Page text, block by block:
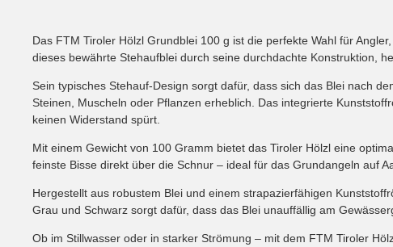
Das FTM Tiroler Hölzl Grundblei 100 g ist die perfekte Wahl für
dieses bewährte Stehaufblei durch seine durchdachte Konstruktion,
Sein typisches Stehauf-Design sorgt dafür, dass sich das Blei nach
Steinen, Muscheln oder Pflanzen erheblich. Das integrierte
keinen Widerstand spürt.
Mit einem Gewicht von 100 Gramm bietet das Tiroler Hölzl eine
feinste Bisse direkt über die Schnur – ideal für das Grundangeln auf
Hergestellt aus robustem Blei und einem strapazierfähigen
Grau und Schwarz sorgt dafür, dass das Blei unauffällig am
Ob im Stillwasser oder in starker Strömung – mit dem FTM Tiroler